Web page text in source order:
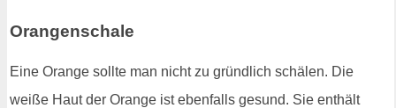
Orangenschale
Eine Orange sollte man nicht zu gründlich schälen. Die
weiße Haut der Orange ist ebenfalls gesund. Sie enthält